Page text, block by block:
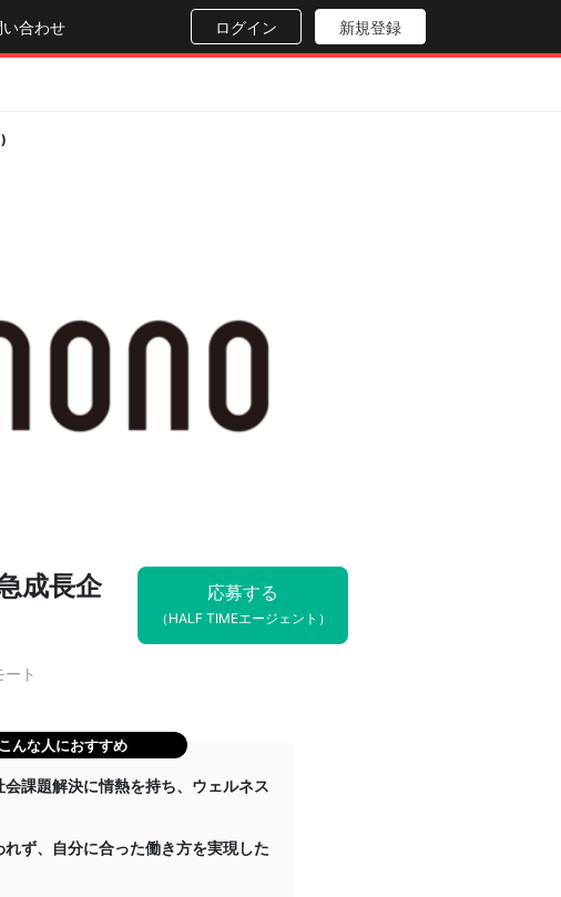
い合わせ ログイン 新規登録
成長企
応募する
（HALF TIMEエージェント）
ト
こんな人におすすめ
会課題解決に情熱を持ち、ウェルネス
れず、自分に合った働き方を実現した